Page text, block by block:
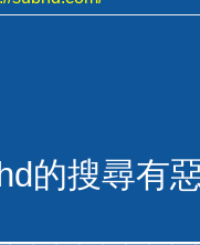
的搜尋有